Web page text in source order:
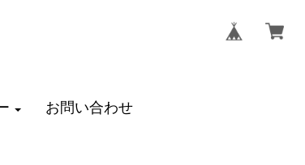
お問い合わせ